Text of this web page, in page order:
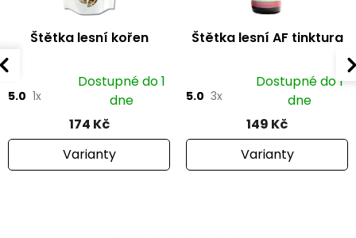
Štětka lesní kořen
5.0 1x
Dostupné do 1
dne
174 Kč
Varianty
Štětka lesní AF tinktura
5.0 3x
Dostupné do 1
dne
149 Kč
Varianty